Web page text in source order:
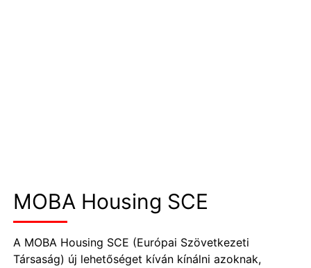
MOBA Housing SCE
A MOBA Housing SCE (Európai Szövetkezeti
Társaság) új lehetőséget kíván kínálni azoknak,